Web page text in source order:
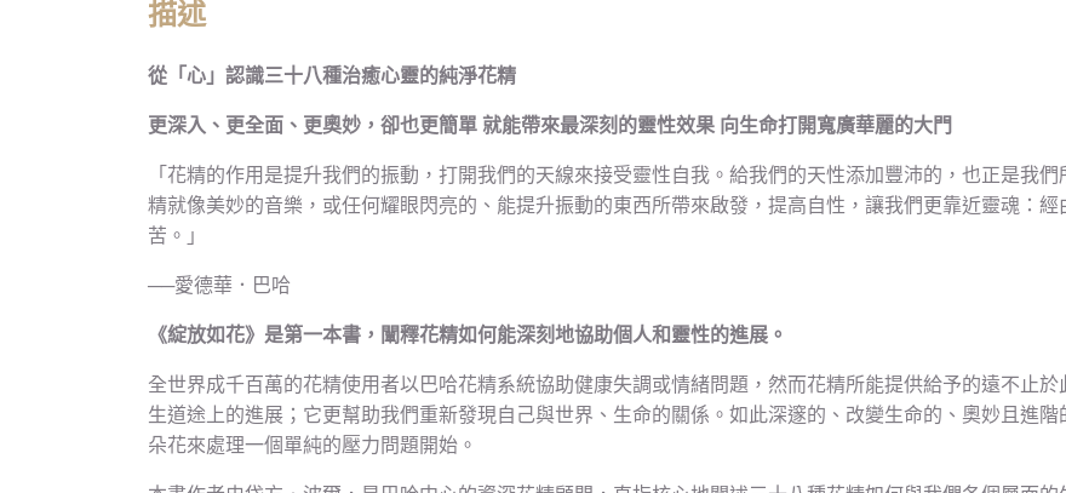
描述
從「心」認識三十八種治癒心靈的純淨花精
更深入、更全面、更奧妙，卻也更簡單 就能帶來最深刻的靈性效果 向生命打開寬廣華麗的大門
「花精的作用是提升我們的振動，打開我們的天線來接受靈性自我。給我們的天性添加豐沛的，也正是我
精就像美妙的音樂，或任何耀眼閃亮的、能提升振動的東西所帶來啟發，提高自性，讓我們更靠近靈魂：
苦。」
──愛德華．巴哈
《綻放如花》是第一本書，闡釋花精如何能深刻地協助個人和靈性的進展。
全世界成千百萬的花精使用者以巴哈花精系統協助健康失調或情緒問題，然而花精所能提供給予的遠不止
生道途上的進展；它更幫助我們重新發現自己與世界、生命的關係。如此深邃的、改變生命的、奧妙且進
朵花來處理一個單純的壓力問題開始。